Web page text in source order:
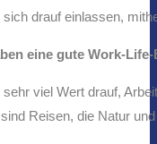
drauf einlassen,
eine gute Work-
viel Wert drauf,
Reisen, die Natur